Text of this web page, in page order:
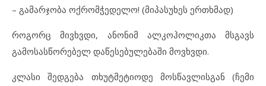
– გამარჯობა ოქრომჭედელო! (მიპასუხეს ერთხმად)
როგორც მივხვდი, ანონიმ ალკოჰოლიკთა მსგავს
გამოსასწორებელ დაწესებულებაში მოვხვდი.
კლასი შედგება თხუტმეტიოდე მოსწავლისგან (ჩემი